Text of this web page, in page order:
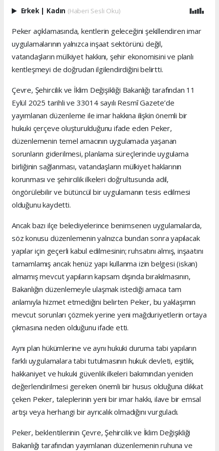
Erkek Kadın (Haberi Sesli Oku)
Peker açıklamasında, kentlerin geleceğini şekillendiren imar
uygulamalarının yalnızca inşaat sektörünü değil,
vatandaşların mülkiyet hakkını, şehir ekonomisini ve planlı
kentleşmeyi de doğrudan ilgilendirdiğini belirtti.
Çevre, Şehircilik ve İklim Değişikliği Bakanlığı tarafından 11
Eylül 2025 tarihli ve 33014 sayılı Resmî Gazete’de
yayımlanan düzenleme ile imar hakkına ilişkin önemli bir
hukuki çerçeve oluşturulduğunu ifade eden Peker,
düzenlemenin temel amacının uygulamada yaşanan
sorunların giderilmesi, planlama süreçlerinde uygulama
birliğinin sağlanması, vatandaşların mülkiyet haklarının
korunması ve şehircilik ilkeleri doğrultusunda adil,
öngörülebilir ve bütüncül bir uygulamanın tesis edilmesi
olduğunu kaydetti.
Ancak bazı ilçe belediyelerince benimsenen uygulamalarda,
söz konusu düzenlemenin yalnızca bundan sonra yapılacak
yapılar için geçerli kabul edilmesinin; ruhsatını almış, inşaatını
tamamlamış ancak henüz yapı kullanma izin belgesi (iskan)
almamış mevcut yapıların kapsam dışında bırakılmasının,
Bakanlığın düzenlemeyle ulaşmak istediği amaca tam
anlamıyla hizmet etmediğini belirten Peker, bu yaklaşımın
mevcut sorunları çözmek yerine yeni mağduriyetlerin ortaya
çıkmasına neden olduğunu ifade etti.
Aynı plan hükümlerine ve aynı hukuki duruma tabi yapıların
farklı uygulamalara tabi tutulmasının hukuk devleti, eşitlik,
hakkaniyet ve hukuki güvenlik ilkeleri bakımından yeniden
değerlendirilmesi gereken önemli bir husus olduğuna dikkat
çeken Peker, taleplerinin yeni bir imar hakkı, ilave bir emsal
artışı veya herhangi bir ayrıcalık olmadığını vurguladı.
Peker, beklentilerinin Çevre, Şehircilik ve İklim Değişikliği
Bakanlığı tarafından yayımlanan düzenlemenin ruhuna ve